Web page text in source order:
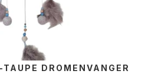
DROMENVANGER